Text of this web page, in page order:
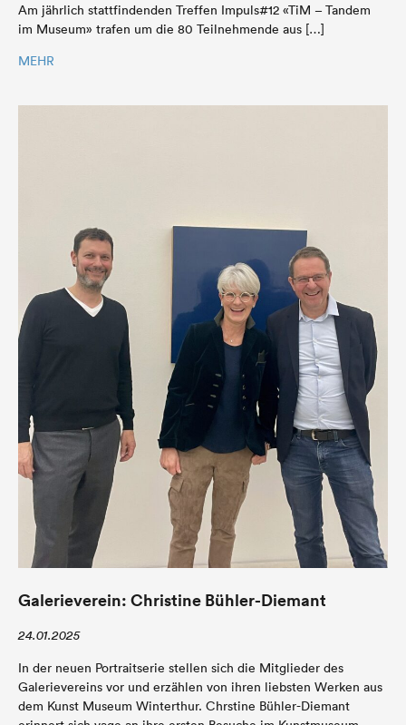
Am jährlich stattfindenden Treffen Impuls#12 «TiM – Tandem
im Museum» trafen um die 80 Teilnehmende aus […]
MEHR
Galerieverein: Christine Bühler-Diemant
24.01.2025
In der neuen Portraitserie stellen sich die Mitglieder des
Galerievereins vor und erzählen von ihren liebsten Werken aus
dem Kunst Museum Winterthur. Chrstine Bühler-Diemant